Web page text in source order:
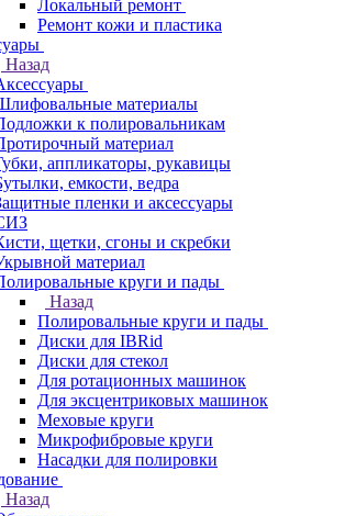
Локальный ремонт
Ремонт кожи и пластика
Назад
материалы
к полировальникам
материал
аппликаторы, рукавицы
емкости, ведра
пленки и аксессуары
щетки, сгоны и скребки
материал
круги и пады
Назад
Полировальные круги и пады
Диски для IBRid
Диски для стекол
Для ротационных машинок
Для эксцентриковых машинок
Меховые круги
Микрофибровые круги
Насадки для полировки
Назад